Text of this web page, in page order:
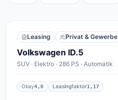
Leasing Privat & Gewerbe
Volkswagen ID.5
SUV · Elektro · 286 PS · Automatik
Okay4,0 Leasingfaktor1,17